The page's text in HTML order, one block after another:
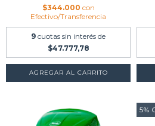
$344.000 con
Efectivo/Transferencia
9 cuotas sin interés de
$47.777,78
AGREGAR AL CARRITO
5%